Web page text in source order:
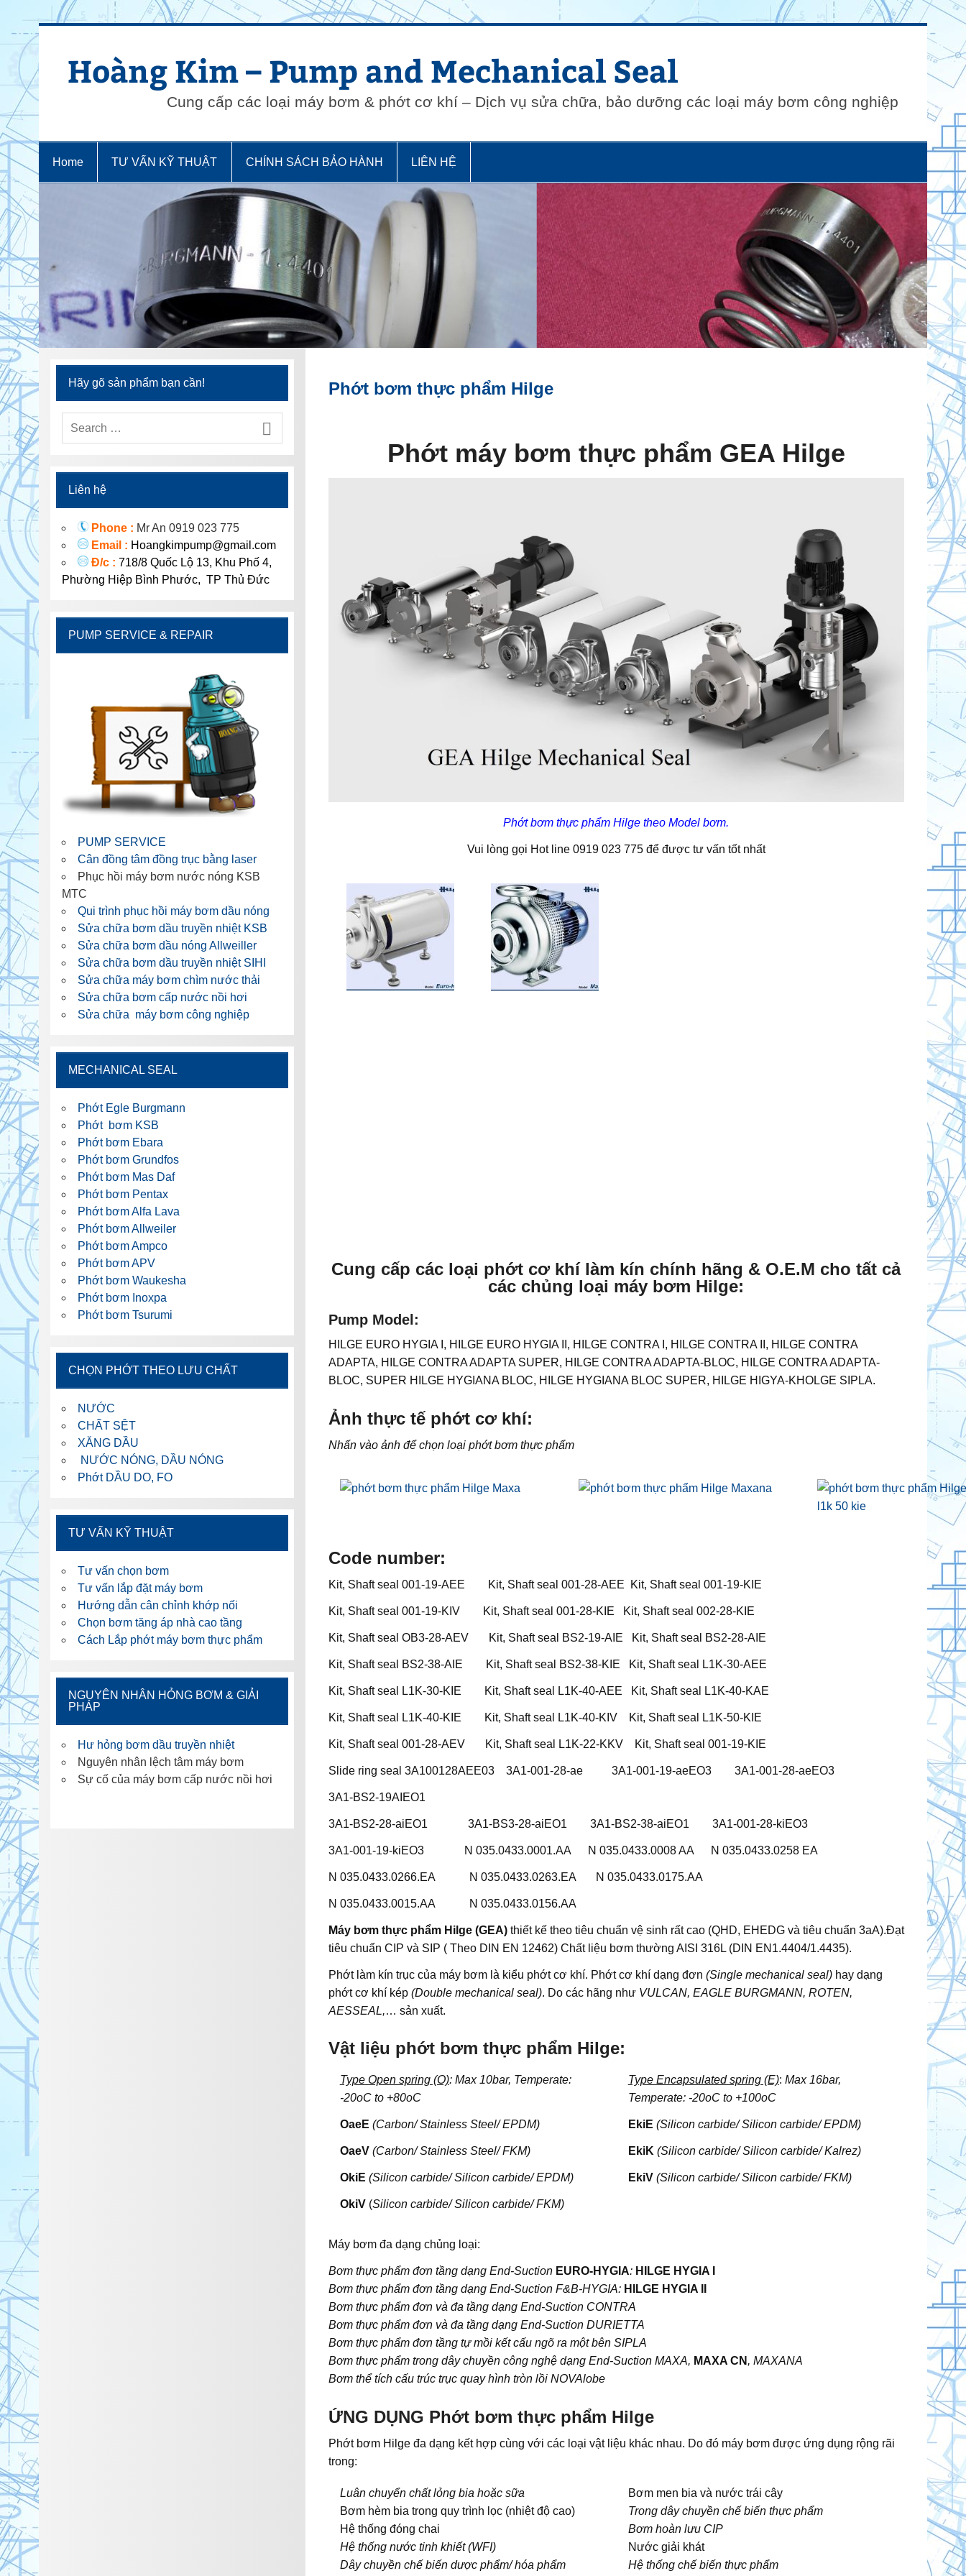
content
Hoàng Kim – Pump and Mechanical Seal
Cung cấp các loại máy bơm & phớt cơ khí – Dịch vụ sửa chữa, bảo dưỡng các loại máy bơm công nghiệp
Home TƯ VẤN KỸ THUẬT CHÍNH SÁCH BẢO HÀNH LIÊN HỆ
Phớt bơm thực phẩm Hilge
Phớt máy bơm thực phẩm GEA Hilge
Phớt bơm thực phẩm Hilge theo Model bơm.
Vui lòng gọi Hot line 0919 023 775 để được tư vấn tốt nhất
Cung cấp các loại phớt cơ khí làm kín chính hãng & O.E.M cho tất cả
các chủng loại máy bơm Hilge:
Pump Model:
HILGE EURO HYGIA I, HILGE EURO HYGIA II, HILGE CONTRA I, HILGE CONTRA II, HILGE CONTRA
ADAPTA, HILGE CONTRA ADAPTA SUPER, HILGE CONTRA ADAPTA-BLOC, HILGE CONTRA ADAPTA-
BLOC, SUPER HILGE HYGIANA BLOC, HILGE HYGIANA BLOC SUPER, HILGE HIGYA-KHOLGE SIPLA.
Ảnh thực tế phớt cơ khí:
Nhấn vào ảnh để chọn loại phớt bơm thực phẩm
Code number:
Kit, Shaft seal 001-19-AEE Kit, Shaft seal 001-28-AEE Kit, Shaft seal 001-19-KIE
Kit, Shaft seal 001-19-KIV Kit, Shaft seal 001-28-KIE Kit, Shaft seal 002-28-KIE
Kit, Shaft seal OB3-28-AEV Kit, Shaft seal BS2-19-AIE Kit, Shaft seal BS2-28-AIE
Kit, Shaft seal BS2-38-AIE Kit, Shaft seal BS2-38-KIE Kit, Shaft seal L1K-30-AEE
Kit, Shaft seal L1K-30-KIE Kit, Shaft seal L1K-40-AEE Kit, Shaft seal L1K-40-KAE
Kit, Shaft seal L1K-40-KIE Kit, Shaft seal L1K-40-KIV Kit, Shaft seal L1K-50-KIE
Kit, Shaft seal 001-28-AEV Kit, Shaft seal L1K-22-KKV Kit, Shaft seal 001-19-KIE
Slide ring seal 3A100128AEE03 3A1-001-28-ae 3A1-001-19-aeEO3 3A1-001-28-aeEO3
3A1-BS2-19AIEO1
3A1-BS2-28-aiEO1 3A1-BS3-28-aiEO1 3A1-BS2-38-aiEO1 3A1-001-28-kiEO3
3A1-001-19-kiEO3 N 035.0433.0001.AA N 035.0433.0008 AA N 035.0433.0258 EA
N 035.0433.0266.EA N 035.0433.0263.EA N 035.0433.0175.AA
N 035.0433.0015.AA N 035.0433.0156.AA
Máy bơm thực phẩm Hilge (GEA)thiết kế theo tiêu chuẩn vệ sinh rất cao (QHD, EHEDG và tiêu chuẩn 3aA).Đạt
tiêu chuẩn CIP và SIP ( Theo DIN EN 12462) Chất liệu bơm thường AISI 316L (DIN EN1.4404/1.4435).
Phớt làm kín trục của máy bơm là kiểu phớt cơ khí. Phớt cơ khí dạng đơn (Single mechanical seal)hay dạng
phớt cơ khí kép (Double mechanical seal). Do các hãng như VULCAN, EAGLE BURGMANN, ROTEN,
AESSEAL,… sản xuất.
Vật liệu phớt bơm thực phẩm Hilge:
Type Open spring (O): Max 10bar, Temperate:
-20oC to +80oC
OaeE (Carbon/ Stainless Steel/ EPDM)
OaeV (Carbon/ Stainless Steel/ FKM)
OkiE (Silicon carbide/ Silicon carbide/ EPDM)
OkiV (Silicon carbide/ Silicon carbide/ FKM)
Type Encapsulated spring (E): Max 16bar,
Temperate: -20oC to +100oC
EkiE (Silicon carbide/ Silicon carbide/ EPDM)
EkiK (Silicon carbide/ Silicon carbide/ Kalrez)
EkiV (Silicon carbide/ Silicon carbide/ FKM)
Máy bơm đa dạng chủng loại:
Bơm thực phẩm đơn tầng dạng End-Suction EURO-HYGIA: HILGE HYGIA I
Bơm thực phẩm đơn tầng dạng End-Suction F&B-HYGIA: HILGE HYGIA II
Bơm thực phẩm đơn và đa tầng dạng End-Suction CONTRA
Bơm thực phẩm đơn và đa tầng dạng End-Suction DURIETTA
Bơm thực phẩm đơn tầng tự mồi kết cấu ngõ ra một bên SIPLA
Bơm thực phẩm trong dây chuyền công nghệ dạng End-Suction MAXA, MAXA CN, MAXANA
Bơm thể tích cấu trúc trục quay hình tròn lồi NOVAlobe
ỨNG DỤNG Phớt bơm thực phẩm Hilge
Phớt bơm Hilge đa dạng kết hợp cùng với các loại vật liệu khác nhau. Do đó máy bơm được ứng dụng rộng rãi
trong:
Luân chuyển chất lỏng bia hoặc sữa
Bơm hèm bia trong quy trình lọc (nhiệt độ cao)
Hệ thống đóng chai
Hệ thống nước tinh khiết (WFI)
Dây chuyền chế biến dược phẩm/ hóa phẩm
Bơm men bia và nước trái cây
Trong dây chuyền chế biến thực phẩm
Bơm hoàn lưu CIP
Nước giải khát
Hệ thống chế biến thực phẩm
Hãy gõ sản phẩm bạn cần!
Liên hệ
Phone : Mr An 0919 023 775
Email : Hoangkimpump@gmail.com
Đ/c : 718/8 Quốc Lộ 13, Khu Phố 4,
Phường Hiệp Bình Phước, TP Thủ Đức
PUMP SERVICE & REPAIR
PUMP SERVICE
Cân đồng tâm đồng trục bằng laser
Phục hồi máy bơm nước nóng KSB
MTC
Qui trình phục hồi máy bơm dầu nóng
Sửa chữa bơm dầu truyền nhiệt KSB
Sửa chữa bơm dầu nóng Allweiller
Sửa chữa bơm dầu truyền nhiệt SIHI
Sửa chữa máy bơm chìm nước thải
Sửa chữa bơm cấp nước nồi hơi
Sửa chữa máy bơm công nghiệp
MECHANICAL SEAL
Phớt Egle Burgmann
Phớt bơm KSB
Phớt bơm Ebara
Phớt bơm Grundfos
Phớt bơm Mas Daf
Phớt bơm Pentax
Phớt bơm Alfa Lava
Phớt bơm Allweiler
Phớt bơm Ampco
Phớt bơm APV
Phớt bơm Waukesha
Phớt bơm Inoxpa
Phớt bơm Tsurumi
CHỌN PHỚT THEO LƯU CHẤT
NƯỚC
CHẤT SỆT
XĂNG DẦU
NƯỚC NÓNG, DẦU NÓNG
Phớt DẦU DO, FO
TƯ VẤN KỸ THUẬT
Tư vấn chọn bơm
Tư vấn lắp đặt máy bơm
Hướng dẫn cân chỉnh khớp nối
Chọn bơm tăng áp nhà cao tầng
Cách Lắp phớt máy bơm thực phẩm
NGUYÊN NHÂN HỎNG BƠM & GIẢI
PHÁP
Hư hỏng bơm dầu truyền nhiệt
Nguyên nhân lệch tâm máy bơm
Sự cố của máy bơm cấp nước nồi hơi